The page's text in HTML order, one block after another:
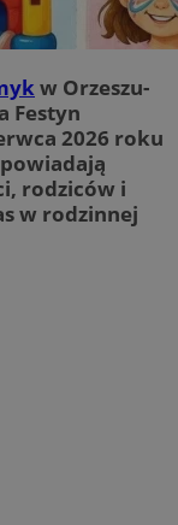
w Orzeszu-
Festyn
2026 roku
rodziców i
w rodzinnej